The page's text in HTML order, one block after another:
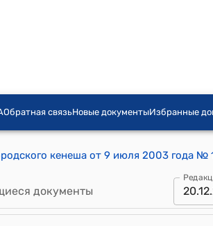
Обратная связьНовые документыИзбранные
документы